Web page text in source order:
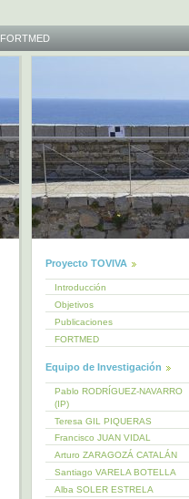
FORTMED
Proyecto TOVIVA
Introducción
Objetivos
Publicaciones
FORTMED
Equipo de Investigación
Pablo RODRÍGUEZ-NAVARRO
(IP)
Teresa GIL PIQUERAS
Francisco JUAN VIDAL
Arturo ZARAGOZÁ CATALÁN
Santiago VARELA BOTELLA
Alba SOLER ESTRELA